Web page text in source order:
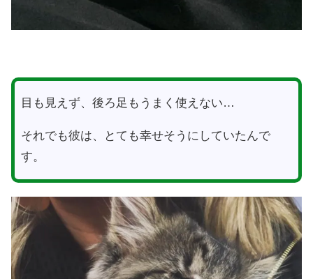
目も見えず、後ろ足もうまく使えない…
それでも彼は、とても幸せそうにしていたんで
す。